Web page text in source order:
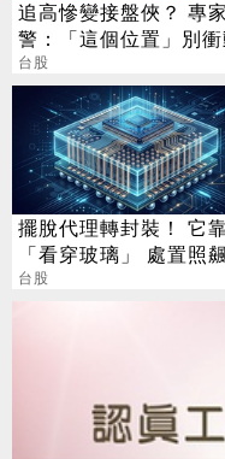
追高慘變接盤俠？ 專
警：「這個位置」別衝
台股
擺脫代理轉封裝！ 它
「看穿玻璃」 處置照
漲停
台股